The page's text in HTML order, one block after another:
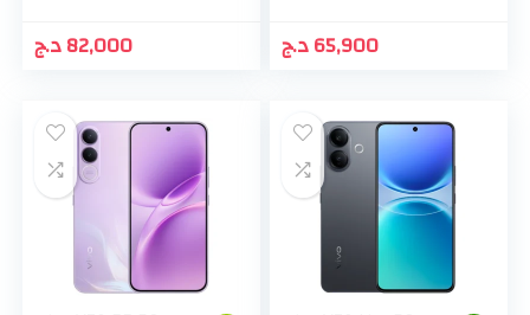
82,000د.ج 65,900د.ج